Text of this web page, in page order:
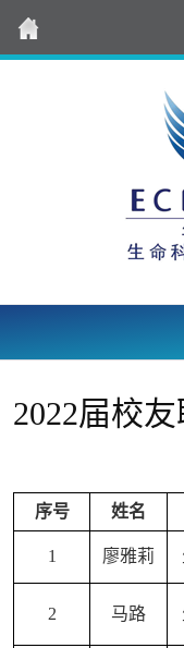
2022届校
序号 姓名
1 廖雅莉
2 马路